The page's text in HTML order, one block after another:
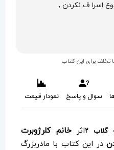
اسرا ف نکردن ,
تخلف برای این کتاب
سوال و پاسخ نمودار قیمت
۲ اثرخانم کلرژوبرت
در این کتاب با مادربزرگ